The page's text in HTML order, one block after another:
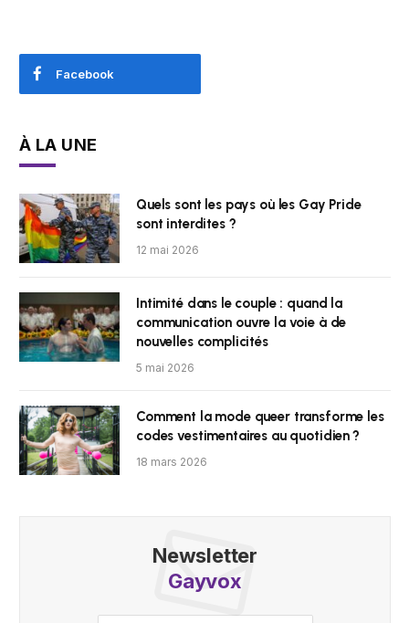
Facebook
À LA UNE
Quels sont les pays où les Gay Pride
sont interdites ?
12 mai 2026
Intimité dans le couple : quand la
communication ouvre la voie à de
nouvelles complicités
5 mai 2026
Comment la mode queer transforme les
codes vestimentaires au quotidien ?
18 mars 2026
Newsletter
Gayvox